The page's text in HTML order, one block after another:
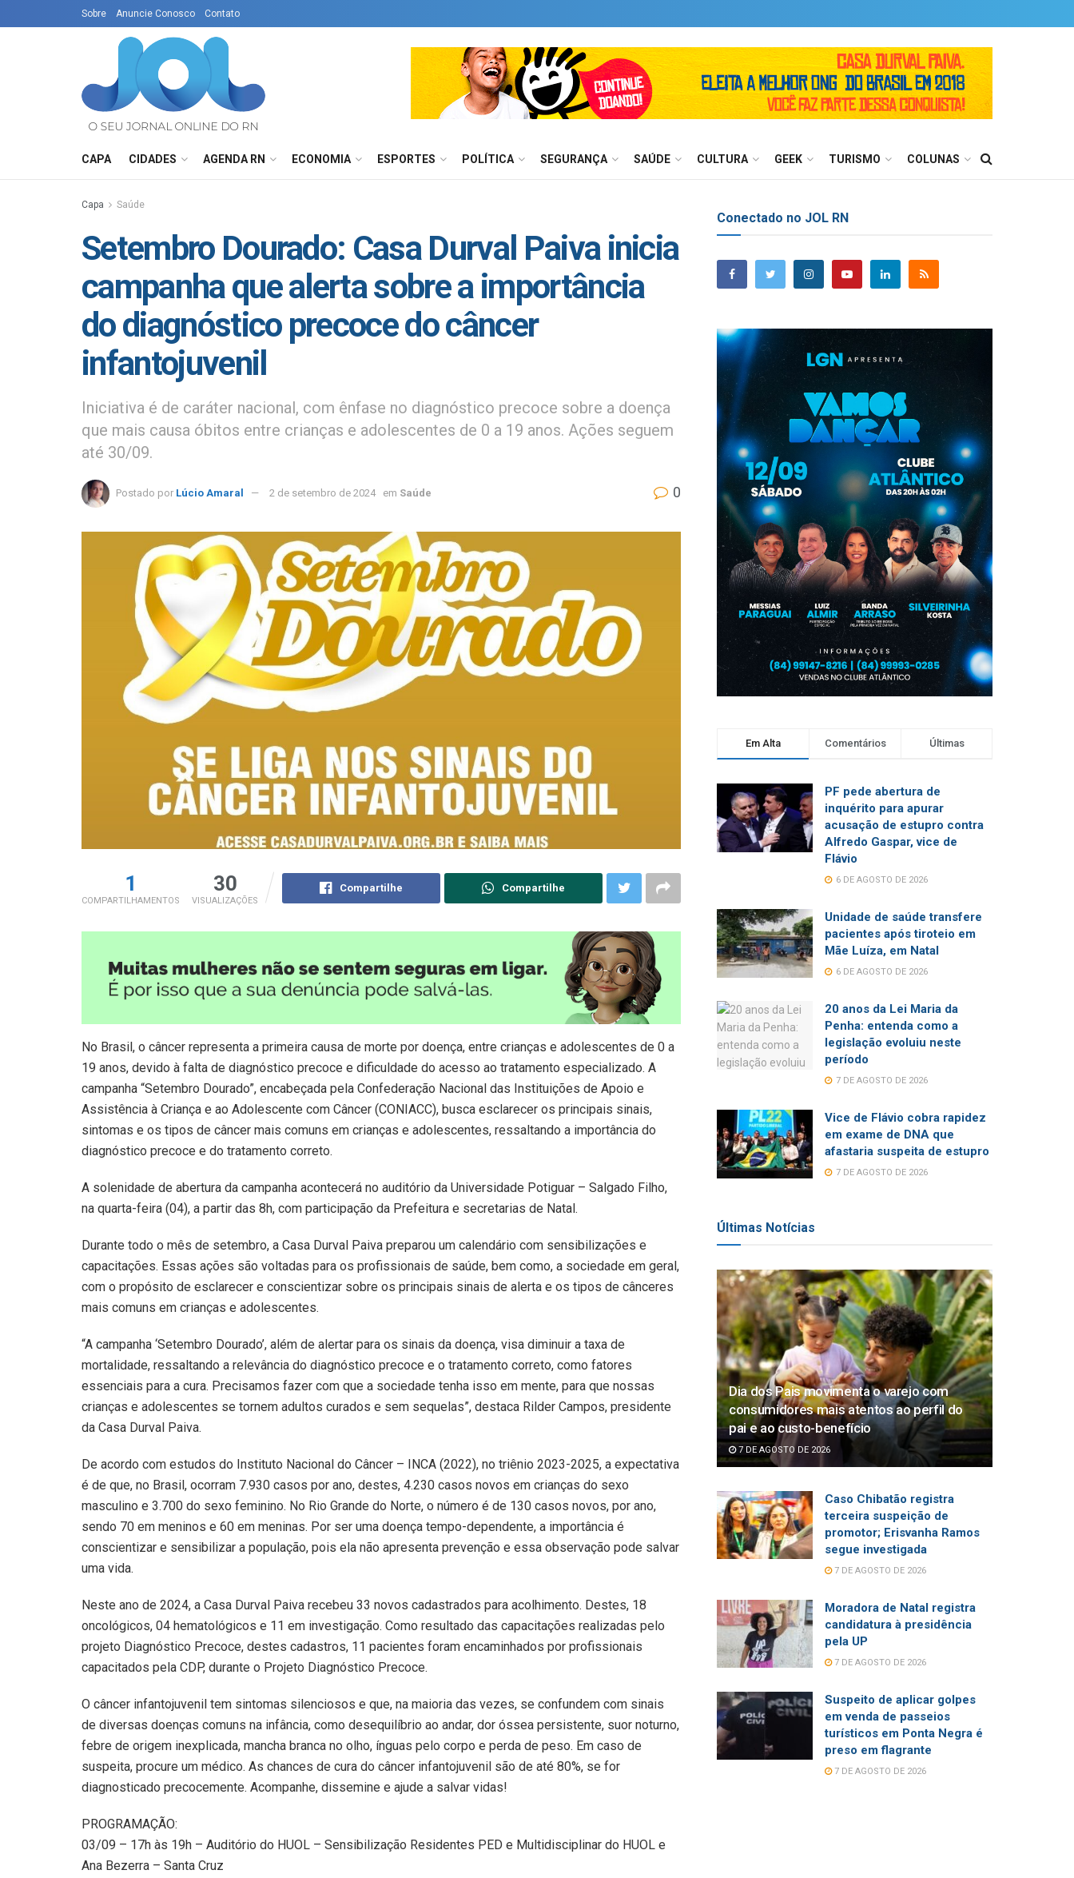
Sobre Anuncie Conosco Contato
CAPA CIDADES AGENDA RN ECONOMIA ESPORTES POLÍTICA SEGURANÇA SAÚDE CULTURA GEEK TURISMO COLUNAS
Capa Saúde
Setembro Dourado: Casa Durval Paiva inicia
campanha que alerta sobre a importância
do diagnóstico precoce do câncer
infantojuvenil
Iniciativa é de caráter nacional, com ênfase no diagnóstico precoce sobre a doença
que mais causa óbitos entre crianças e adolescentes de 0 a 19 anos. Ações seguem
até 30/09.
Postado por Lúcio Amaral 2 de setembro de 2024 em Saúde 0
1
COMPARTILHAMENTOS
30
VISUALIZAÇÕES
Compartilhe Compartilhe
No Brasil, o câncer representa a primeira causa de morte por doença, entre crianças e adolescentes de 0 a
19 anos, devido à falta de diagnóstico precoce e dificuldade do acesso ao tratamento especializado. A
campanha “Setembro Dourado”, encabeçada pela Confederação Nacional das Instituições de Apoio e
Assistência à Criança e ao Adolescente com Câncer (CONIACC), busca esclarecer os principais sinais,
sintomas e os tipos de câncer mais comuns em crianças e adolescentes, ressaltando a importância do
diagnóstico precoce e do tratamento correto.
A solenidade de abertura da campanha acontecerá no auditório da Universidade Potiguar – Salgado Filho,
na quarta-feira (04), a partir das 8h, com participação da Prefeitura e secretarias de Natal.
Durante todo o mês de setembro, a Casa Durval Paiva preparou um calendário com sensibilizações e
capacitações. Essas ações são voltadas para os profissionais de saúde, bem como, a sociedade em geral,
com o propósito de esclarecer e conscientizar sobre os principais sinais de alerta e os tipos de cânceres
mais comuns em crianças e adolescentes.
“A campanha ‘Setembro Dourado’, além de alertar para os sinais da doença, visa diminuir a taxa de
mortalidade, ressaltando a relevância do diagnóstico precoce e o tratamento correto, como fatores
essenciais para a cura. Precisamos fazer com que a sociedade tenha isso em mente, para que nossas
crianças e adolescentes se tornem adultos curados e sem sequelas”, destaca Rilder Campos, presidente
da Casa Durval Paiva.
De acordo com estudos do Instituto Nacional do Câncer – INCA (2022), no triênio 2023-2025, a expectativa
é de que, no Brasil, ocorram 7.930 casos por ano, destes, 4.230 casos novos em crianças do sexo
masculino e 3.700 do sexo feminino. No Rio Grande do Norte, o número é de 130 casos novos, por ano,
sendo 70 em meninos e 60 em meninas. Por ser uma doença tempo-dependente, a importância é
conscientizar e sensibilizar a população, pois ela não apresenta prevenção e essa observação pode salvar
uma vida.
Neste ano de 2024, a Casa Durval Paiva recebeu 33 novos cadastrados para acolhimento. Destes, 18
oncológicos, 04 hematológicos e 11 em investigação. Como resultado das capacitações realizadas pelo
projeto Diagnóstico Precoce, destes cadastros, 11 pacientes foram encaminhados por profissionais
capacitados pela CDP, durante o Projeto Diagnóstico Precoce.
O câncer infantojuvenil tem sintomas silenciosos e que, na maioria das vezes, se confundem com sinais
de diversas doenças comuns na infância, como desequilíbrio ao andar, dor óssea persistente, suor noturno,
febre de origem inexplicada, mancha branca no olho, ínguas pelo corpo e perda de peso. Em caso de
suspeita, procure um médico. As chances de cura do câncer infantojuvenil são de até 80%, se for
diagnosticado precocemente. Acompanhe, dissemine e ajude a salvar vidas!
PROGRAMAÇÃO:
03/09 – 17h às 19h – Auditório do HUOL – Sensibilização Residentes PED e Multidisciplinar do HUOL e
Ana Bezerra – Santa Cruz
Conectado no JOL RN
Em Alta Comentários Últimas
PF pede abertura de
inquérito para apurar
acusação de estupro contra
Alfredo Gaspar, vice de
Flávio
6 DE AGOSTO DE 2026
Unidade de saúde transfere
pacientes após tiroteio em
Mãe Luíza, em Natal
6 DE AGOSTO DE 2026
20 anos da Lei Maria da
Penha: entenda como a
legislação evoluiu neste
período
7 DE AGOSTO DE 2026
Vice de Flávio cobra rapidez
em exame de DNA que
afastaria suspeita de estupro
7 DE AGOSTO DE 2026
Últimas Notícias
Dia dos Pais movimenta o varejo com
consumidores mais atentos ao perfil do
pai e ao custo-benefício
7 DE AGOSTO DE 2026
Caso Chibatão registra
terceira suspeição de
promotor; Erisvanha Ramos
segue investigada
7 DE AGOSTO DE 2026
Moradora de Natal registra
candidatura à presidência
pela UP
7 DE AGOSTO DE 2026
Suspeito de aplicar golpes
em venda de passeios
turísticos em Ponta Negra é
preso em flagrante
7 DE AGOSTO DE 2026